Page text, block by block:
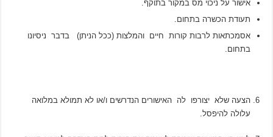
אישור על ניכוי מס במקור בתוקף.
תעודת הכשרה בתחום.
אסמכתאות לרבות קורות חיים והמלצות (ככל הניתן) בדבר ניסיונו
בתחום.
הצעה שלא יצורפו לה האישורים הנדרשים ו/או לא תמולא במלואה
עלולה להיפסל.